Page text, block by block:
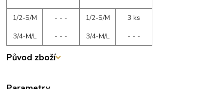
1/2-S/M
- - -
3/4-M/L
- - -
1/2-S/M
3 ks
3/4-M/L
- - -
Původ zboží